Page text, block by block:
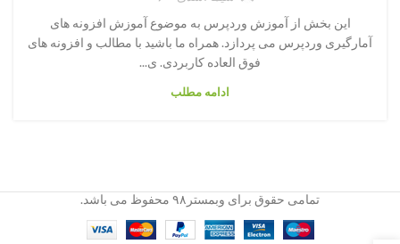
این بخش از آموزش وردپرس به موضوع آموزش افزونه های
آمارگیری وردپرس می پردازد. همراه ما باشید با مطالب و افزونه های
فوق العاده کاربردی. ی...
ادامه مطلب
تمامی حقوق برای وبمستر۹۸ محفوظ می باشد.